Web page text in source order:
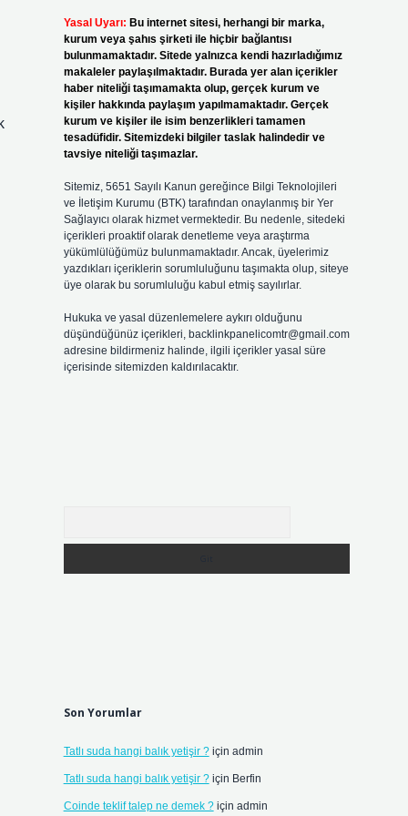
Yasal Uyarı: Bu internet sitesi, herhangi bir marka,
kurum veya şahıs şirketi ile hiçbir bağlantısı
bulunmamaktadır. Sitede yalnızca kendi hazırladığımız
makaleler paylaşılmaktadır. Burada yer alan içerikler
haber niteliği taşımamakta olup, gerçek kurum ve
kişiler hakkında paylaşım yapılmamaktadır. Gerçek
kurum ve kişiler ile isim benzerlikleri tamamen
tesadüfidir. Sitemizdeki bilgiler taslak halindedir ve
tavsiye niteliği taşımazlar.
Sitemiz, 5651 Sayılı Kanun gereğince Bilgi Teknolojileri
ve İletişim Kurumu (BTK) tarafından onaylanmış bir Yer
Sağlayıcı olarak hizmet vermektedir. Bu nedenle, sitedeki
içerikleri proaktif olarak denetleme veya araştırma
yükümlülüğümüz bulunmamaktadır. Ancak, üyelerimiz
yazdıkları içeriklerin sorumluluğunu taşımakta olup, siteye
üye olarak bu sorumluluğu kabul etmiş sayılırlar.
Hukuka ve yasal düzenlemelere aykırı olduğunu
düşündüğünüz içerikleri, backlinkpanelicomtr@gmail.com
adresine bildirmeniz halinde, ilgili içerikler yasal süre
içerisinde sitemizden kaldırılacaktır.
Son Yorumlar
Tatlı suda hangi balık yetişir ?için admin
Tatlı suda hangi balık yetişir ?için Berfin
Coinde teklif talep ne demek ?için admin